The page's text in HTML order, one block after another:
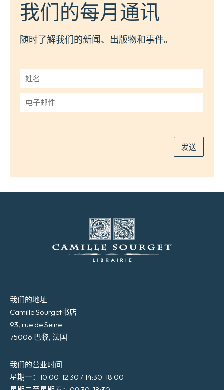
我们的每月通讯
随时了解我们的新闻、出版物和事件。
姓
名
*
子
发送
我们的地址
Camille Sourget书店
93, rue de Seine
75006 巴黎, 法国
我们的营业时间
星期一：10:00-12:30 / 14:30-18:00